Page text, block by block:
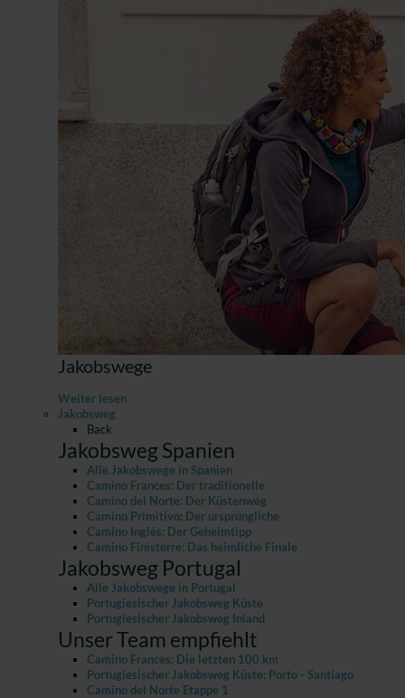
Jakobswege
Weiter lesen
Jakobsweg
Back
Jakobsweg Spanien
Alle Jakobswege in Spanien
Camino Frances: Der traditionelle
Camino del Norte: Der Küstenweg
Camino Primitivo: Der ursprüngliche
Camino Inglés: Der Geheimtipp
Camino Finisterre: Das heimliche Finale
Jakobsweg Portugal
Alle Jakobswege in Portugal
Portugiesischer Jakobsweg Küste
Portugiesischer Jakobsweg Inland
Unser Team empfiehlt
Camino Frances: Die letzten 100 km
Portugiesischer Jakobsweg Küste: Porto - Santiago
Camino del Norte Etappe 1